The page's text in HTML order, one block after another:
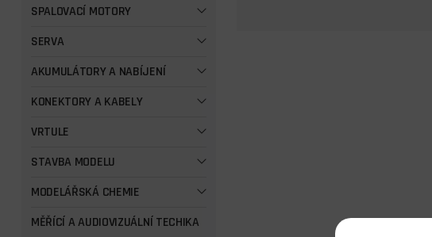
SPALOVACÍ MOTORY
SERVA
AKUMULÁTORY A NABÍJENÍ
KONEKTORY A KABELY
VRTULE
STAVBA MODELU
MODELÁŘSKÁ CHEMIE
MĚŘÍCÍ A AUDIOVIZUÁLNÍ TECHIKA